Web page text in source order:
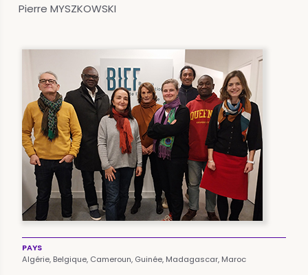
Pierre MYSZKOWSKI
PAYS
Algérie, Belgique, Cameroun, Guinée, Madagascar, Maroc